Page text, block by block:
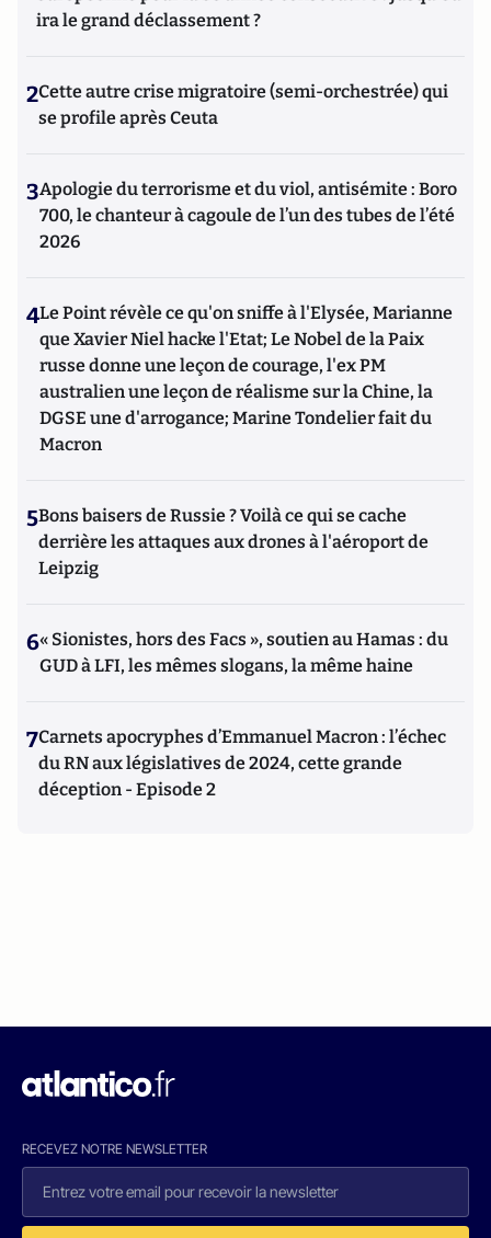
ira le grand déclassement ?
2Cette autre crise migratoire (semi-orchestrée) qui
se profile après Ceuta
3Apologie du terrorisme et du viol, antisémite : Boro
700, le chanteur à cagoule de l’un des tubes de l’été
2026
4Le Point révèle ce qu'on sniffe à l'Elysée, Marianne
que Xavier Niel hacke l'Etat; Le Nobel de la Paix
russe donne une leçon de courage, l'ex PM
australien une leçon de réalisme sur la Chine, la
DGSE une d'arrogance; Marine Tondelier fait du
Macron
5Bons baisers de Russie ? Voilà ce qui se cache
derrière les attaques aux drones à l'aéroport de
Leipzig
6« Sionistes, hors des Facs », soutien au Hamas : du
GUD à LFI, les mêmes slogans, la même haine
7Carnets apocryphes d’Emmanuel Macron : l’échec
du RN aux législatives de 2024, cette grande
déception - Episode 2
RECEVEZ NOTRE NEWSLETTER